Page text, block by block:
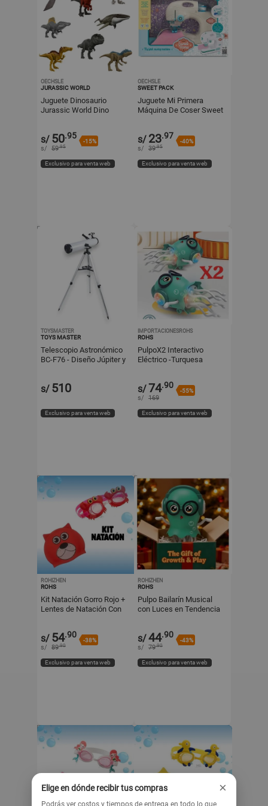
OECHSLE
JURASSIC WORLD
Juguete Dinosaurio
Jurassic World Dino
s/ 50.95
-15%
s/ 59.95
Exclusivo para venta web
OECHSLE
SWEET PACK
Juguete Mi Primera
Máquina De Coser Sweet
s/ 23.97
-40%
s/ 39.95
Exclusivo para venta web
TOYSMASTER
TOYS MASTER
Telescopio Astronómico
BC-F76 - Diseño Júpiter y
s/ 510
Exclusivo para venta web
IMPORTACIONESROHS
ROHS
PulpoX2 Interactivo
Eléctrico -Turquesa
s/74.90
-55%
s/ 169
Exclusivo para venta web
ROHIZHEN
ROHS
Kit Natación Gorro Rojo +
Lentes de Natación Con
s/ 54.90
-38%
s/ 89.90
Exclusivo para venta web
ROHIZHEN
ROHS
Pulpo Bailarín Musical
con Luces en Tendencia
s/44.90
-43%
s/ 79.90
Exclusivo para venta web
Elige en dónde recibir tus compras ×
Podrás ver costos y tiempos de entrega en todo lo que